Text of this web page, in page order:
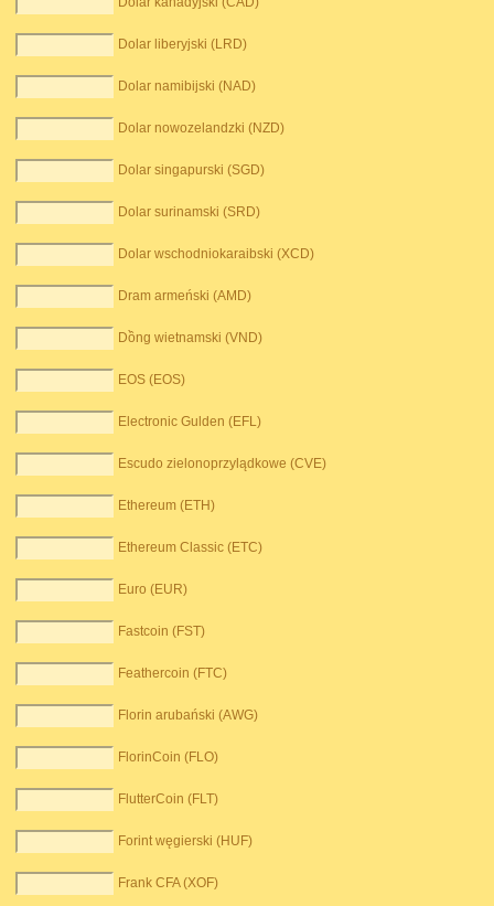
Dolar liberyjski (LRD)
Dolar namibijski (NAD)
Dolar nowozelandzki (NZD)
Dolar singapurski (SGD)
Dolar surinamski (SRD)
Dolar wschodniokaraibski (XCD)
Dram armeński (AMD)
Dồng wietnamski (VND)
EOS (EOS)
Electronic Gulden (EFL)
Escudo zielonoprzylądkowe (CVE)
Ethereum (ETH)
Ethereum Classic (ETC)
Euro (EUR)
Fastcoin (FST)
Feathercoin (FTC)
Florin arubański (AWG)
FlorinCoin (FLO)
FlutterCoin (FLT)
Forint węgierski (HUF)
Frank CFA (XOF)